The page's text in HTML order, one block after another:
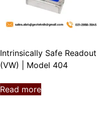
Intrinsically Safe Readout
(VW) | Model 404
Read more